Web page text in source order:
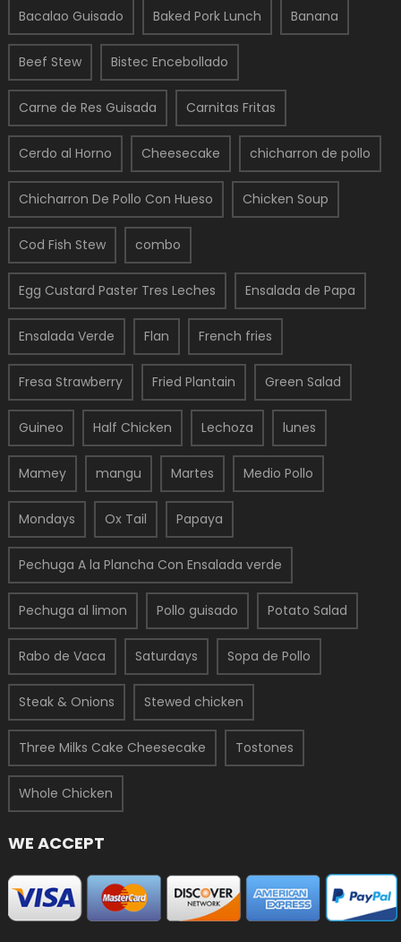
Bacalao Guisado Baked Pork Lunch Banana
Beef Stew Bistec Encebollado
Carne de Res Guisada Carnitas Fritas
Cerdo al Horno Cheesecake chicharron de pollo
Chicharron De Pollo Con Hueso Chicken Soup
Cod Fish Stew combo
Egg Custard Paster Tres Leches Ensalada de Papa
Ensalada Verde Flan French fries
Fresa Strawberry Fried Plantain Green Salad
Guineo Half Chicken Lechoza lunes
Mamey mangu Martes Medio Pollo
Mondays Ox Tail Papaya
Pechuga A la Plancha Con Ensalada verde
Pechuga al limon Pollo guisado Potato Salad
Rabo de Vaca Saturdays Sopa de Pollo
Steak & Onions Stewed chicken
Three Milks Cake Cheesecake Tostones
Whole Chicken
WE ACCEPT